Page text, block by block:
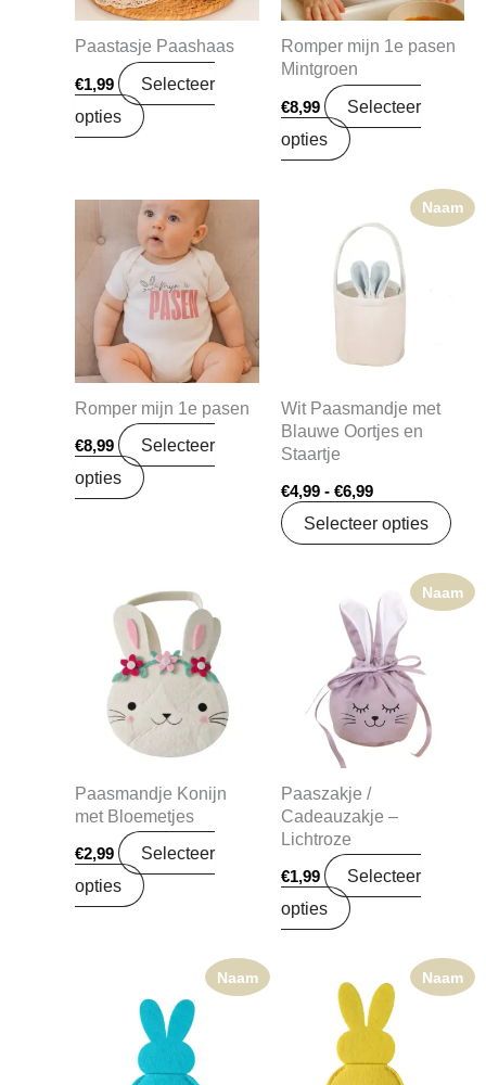
Paastasje Paashaas
€1,99
Selecteer
opties
Romper mijn 1e pasen
Mintgroen
€8,99
Selecteer
opties
Romper mijn 1e pasen
€8,99
Selecteer
opties
Naam
Wit Paasmandje met
Blauwe Oortjes en
Staartje
€4,99 - €6,99
Prijsklasse:
€4,99
€6,99
Selecteer opties
Dit
de
Paasmandje Konijn
met Bloemetjes
€2,99
Selecteer
opties
Naam
Paaszakje /
Cadeauzakje –
Lichtroze
€1,99
Selecteer
opties
Naam Naam